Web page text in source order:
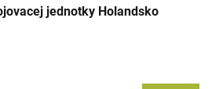
jednotky Holandsko